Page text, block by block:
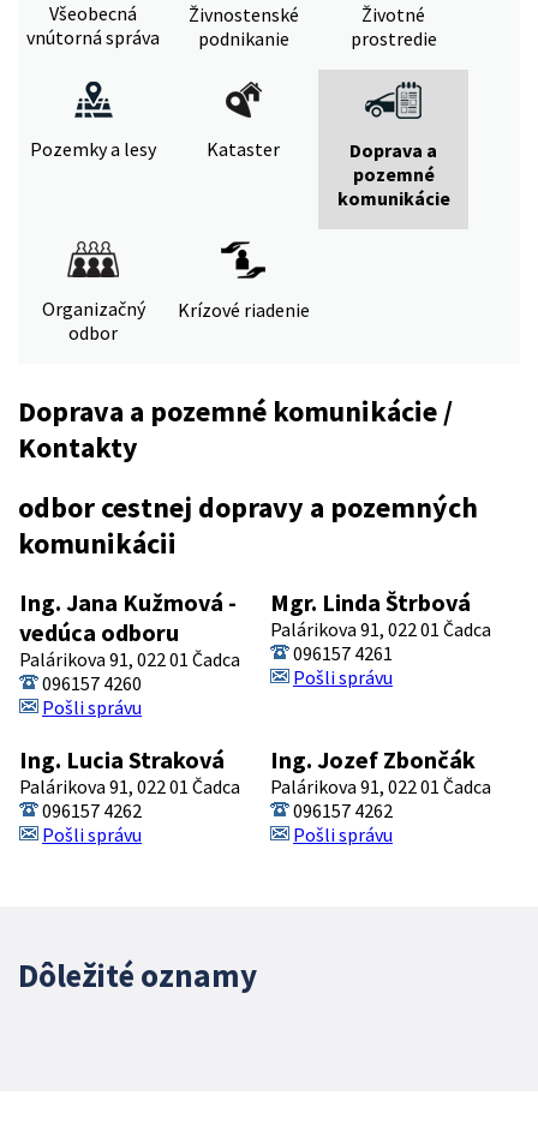
Všeobecná
vnútorná správa
Živnostenské
podnikanie
Životné
prostredie
Pozemky a lesy Kataster
Doprava a
pozemné
komunikácie
Organizačný
odbor
Krízové riadenie
Doprava a pozemné komunikácie /
Kontakty
odbor cestnej dopravy a pozemných
komunikácii
Ing. Jana Kužmová -
vedúca odboru
Palárikova 91, 022 01 Čadca
096157 4260
Pošli správu
Mgr. Linda Štrbová
Palárikova 91, 022 01 Čadca
096157 4261
Pošli správu
Ing. Lucia Straková
Palárikova 91, 022 01 Čadca
096157 4262
Pošli správu
Ing. Jozef Zbončák
Palárikova 91, 022 01 Čadca
096157 4262
Pošli správu
Dôležité oznamy